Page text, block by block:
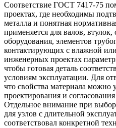
Соответствие ГОСТ 7417-75
проектах, где необходимы
металла и понятная
применяется для валов, втулок,
оборудования, элементов
контактирующих с влажной
инженерных проектах
чтобы готовая деталь
условиям эксплуатации. Для
что свойства материала можно
проектирования и
Отдельное внимание при
для узлов с длительной
соответствовал конкретной